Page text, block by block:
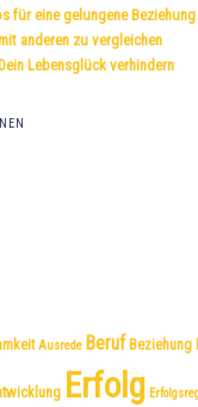
für eine gelungene Beziehung
anderen zu vergleichen
Lebensglück verhindern
Ausrede Beruf Beziehung
Erfolg